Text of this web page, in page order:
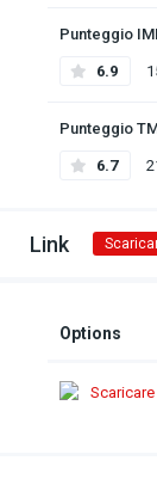
Punteggio
6.9
Punteggio
6.7
Link
Options
Scaricare